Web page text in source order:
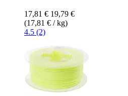
17,81 € 19,79 €
(17,81 € / kg)
4.5 (2)